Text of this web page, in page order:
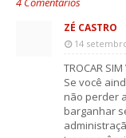
ZÉ CASTRO
14
TROCAR SIM
Se você
não perder
barganhar